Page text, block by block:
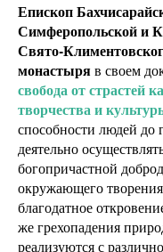
Епископ
Симферопольской и
Свято-
монастыряв своем
свобода от страстей
творчества и
способности людей
деятельно
богопричастной
окружающего
благодатное
же грехопадения
реализуются с